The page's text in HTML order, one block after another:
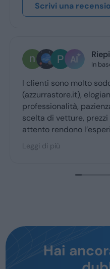
Scrivi una
In
I clienti sono molto
(azzurrastore.it),
professionalità,
scelta di vetture,
attento rendono
piacevole per la
Leggi di più
Hai